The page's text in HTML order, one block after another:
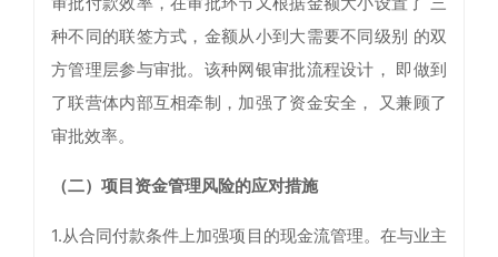
种不同的联签方式，金额从小到大需要不同级别 的双
方管理层参与审批。该种网银审批流程设计， 即做到
了联营体内部互相牵制，加强了资金安全， 又兼顾了
审批效率。
（二）项目资金管理风险的应对措施
1.从合同付款条件上加强项目的现金流管理。在与业主